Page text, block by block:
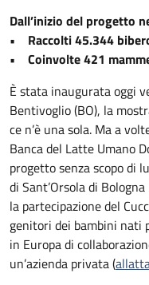
Dall’inizio del progetto
• Raccolti 45.344
• Coinvolte 421
È stata inaugurata oggi
Bentivoglio (BO), la
ce n’è una sola. Ma a
Banca del Latte Umano
progetto senza scopo di
di Sant’Orsola di
la partecipazione del
genitori dei bambini nati
in Europa di
un’azienda privata (